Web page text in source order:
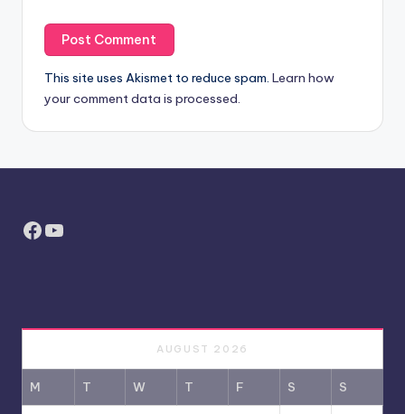
This site uses Akismet to reduce spam. Learn how
your comment data is processed.
Facebook
YouTube
AUGUST 2026
M T W T F S S